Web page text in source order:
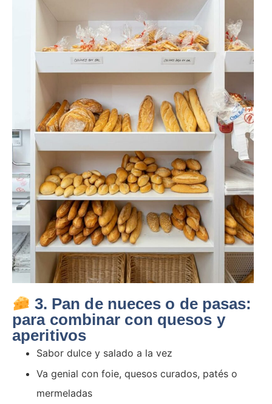
3. Pan de nueces o de pasas:
para combinar con quesos y
aperitivos
Sabor dulce y salado a la vez
Va genial con foie, quesos curados, patés o
mermeladas